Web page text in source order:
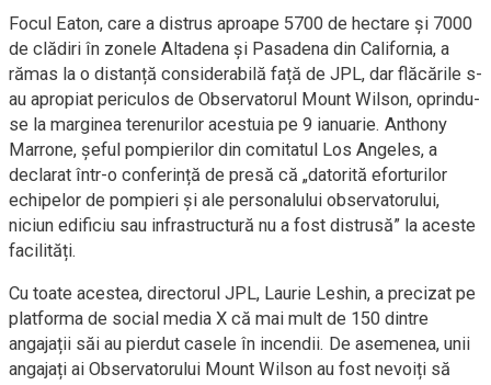
Focul Eaton, care a distrus aproape 5700 de hectare și 7000
de clădiri în zonele Altadena și Pasadena din California, a
rămas la o distanță considerabilă față de JPL, dar flăcările s-
au apropiat periculos de Observatorul Mount Wilson, oprindu-
se la marginea terenurilor acestuia pe 9 ianuarie. Anthony
Marrone, șeful pompierilor din comitatul Los Angeles, a
declarat într-o conferință de presă că „datorită eforturilor
echipelor de pompieri și ale personalului observatorului,
niciun edificiu sau infrastructură nu a fost distrusă” la aceste
facilități.
Cu toate acestea, directorul JPL, Laurie Leshin, a precizat pe
platforma de social media X că mai mult de 150 dintre
angajații săi au pierdut casele în incendii. De asemenea, unii
angajați ai Observatorului Mount Wilson au fost nevoiți să